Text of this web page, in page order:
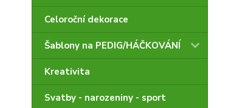
Celoroční dekorace
Šablony na PEDIG/HÁČKOVÁNÍ
Kreativita
Svatby - narozeniny - sport